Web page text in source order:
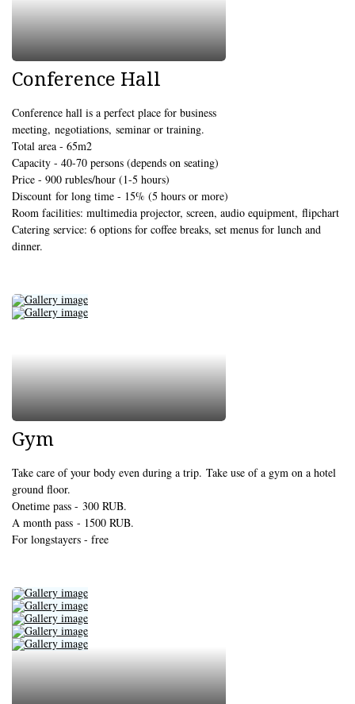
Conference Hall
Conference hall is a perfect place for business
meeting, negotiations, seminar or training.
Total area - 65m2
Capacity - 40-70 persons (depends on seating)
Price - 900 rubles/hour (1-5 hours)
Discount for long time - 15% (5 hours or more)
Room facilities: multimedia projector, screen, audio equipment, flipchart
Catering service: 6 options for coffee breaks, set menus for lunch and
dinner.
Gym
Take care of your body even during a trip. Take use of a gym on a hotel
ground floor.
Onetime pass - 300 RUB.
A month pass - 1500 RUB.
For longstayers - free